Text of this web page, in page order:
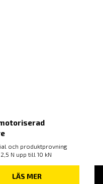
och produktprovning
N upp till 10 kN
LÄS MER